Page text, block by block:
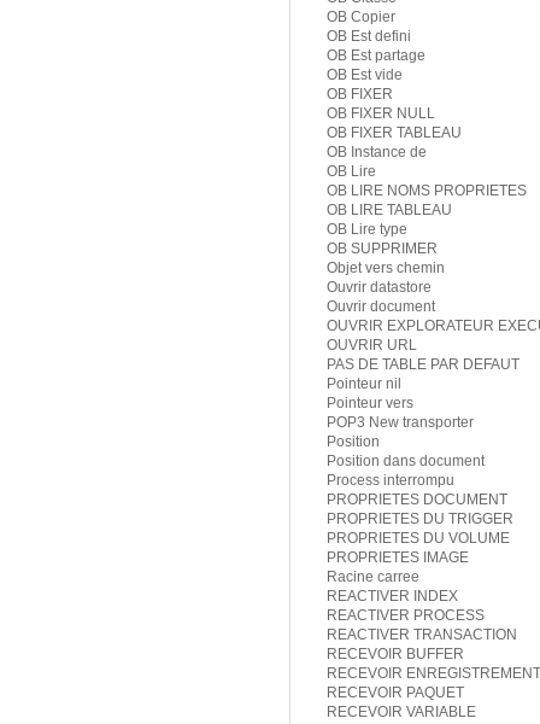
OB Copier
OB Est defini
OB Est partage
OB Est vide
OB FIXER
OB FIXER NULL
OB FIXER TABLEAU
OB Instance de
OB Lire
OB LIRE NOMS PROPRIETES
OB LIRE TABLEAU
OB Lire type
OB SUPPRIMER
Objet vers chemin
Ouvrir datastore
Ouvrir document
OUVRIR EXPLORATEUR
OUVRIR URL
PAS DE TABLE PAR DEFAUT
Pointeur nil
Pointeur vers
POP3 New transporter
Position
Position dans document
Process interrompu
PROPRIETES DOCUMENT
PROPRIETES DU TRIGGER
PROPRIETES DU VOLUME
PROPRIETES IMAGE
Racine carree
REACTIVER INDEX
REACTIVER PROCESS
REACTIVER TRANSACTION
RECEVOIR BUFFER
RECEVOIR ENREGISTREMENT
RECEVOIR PAQUET
RECEVOIR VARIABLE